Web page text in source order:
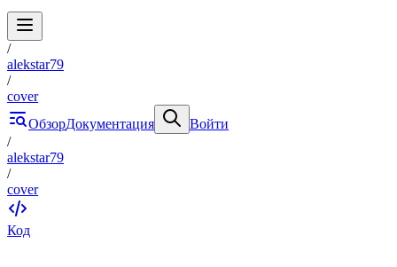
/
alekstar79
/
cover
ОбзорДокументация
Войти
/
alekstar79
/
cover
Код